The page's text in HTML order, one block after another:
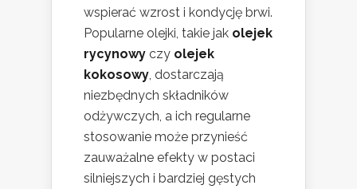
wspierać wzrost i kondycję brwi.
Popularne olejki, takie jak olejek
rycynowy czy olejek
kokosowy, dostarczają
niezbędnych składników
odżywczych, a ich regularne
stosowanie może przynieść
zauważalne efekty w postaci
silniejszych i bardziej gęstych